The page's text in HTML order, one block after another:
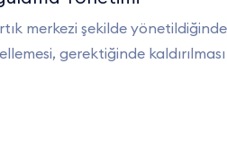
merkezi şekilde
gerektiğinde